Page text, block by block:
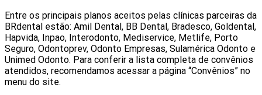
Entre os principais planos aceitos pelas clínicas parceiras da
BRdental estão: Amil Dental, BB Dental, Bradesco, Goldental,
Hapvida, Inpao, Interodonto, Mediservice, Metlife, Porto
Seguro, Odontoprev, Odonto Empresas, Sulamérica Odonto e
Unimed Odonto. Para conferir a lista completa de convênios
atendidos, recomendamos acessar a página “Convênios” no
menu do site.